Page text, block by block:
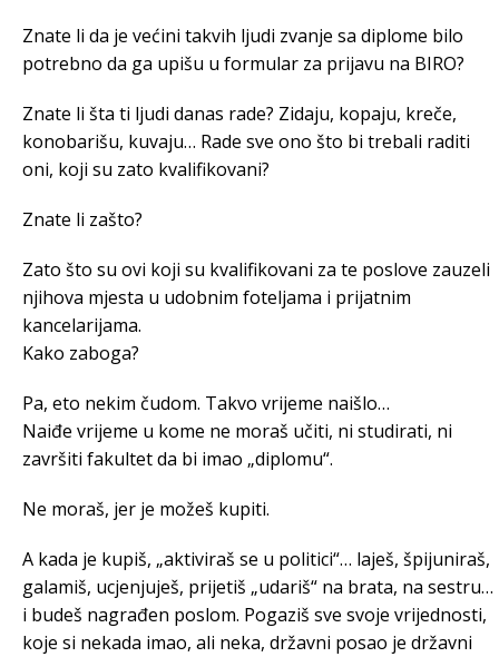
Znate li da je većini takvih ljudi zvanje sa diplome bilo
potrebno da ga upišu u formular za prijavu na BIRO?
Znate li šta ti ljudi danas rade? Zidaju, kopaju, kreče,
konobarišu, kuvaju… Rade sve ono što bi trebali raditi
oni, koji su zato kvalifikovani?
Znate li zašto?
Zato što su ovi koji su kvalifikovani za te poslove zauzeli
njihova mjesta u udobnim foteljama i prijatnim
kancelarijama.
Kako zaboga?
Pa, eto nekim čudom. Takvo vrijeme naišlo…
Naiđe vrijeme u kome ne moraš učiti, ni studirati, ni
završiti fakultet da bi imao „diplomu“.
Ne moraš, jer je možeš kupiti.
A kada je kupiš, „aktiviraš se u politici“… laješ, špijuniraš,
galamiš, ucjenjuješ, prijetiš „udariš“ na brata, na sestru…
i budeš nagrađen poslom. Pogaziš sve svoje vrijednosti,
koje si nekada imao, ali neka, državni posao je državni